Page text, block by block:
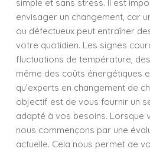
simple et sans stress. Il est
envisager un changement, car
ou défectueux peut entraîner
votre quotidien. Les signes
fluctuations de température,
même des coûts énergétiques
qu'experts en changement de
objectif est de vous fournir un
adapté à vos besoins. Lorsque
nous commençons par une
actuelle. Cela nous permet de